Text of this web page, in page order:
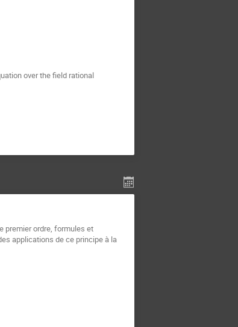
over the field rational
premier ordre, formules et
applications de ce principe à la